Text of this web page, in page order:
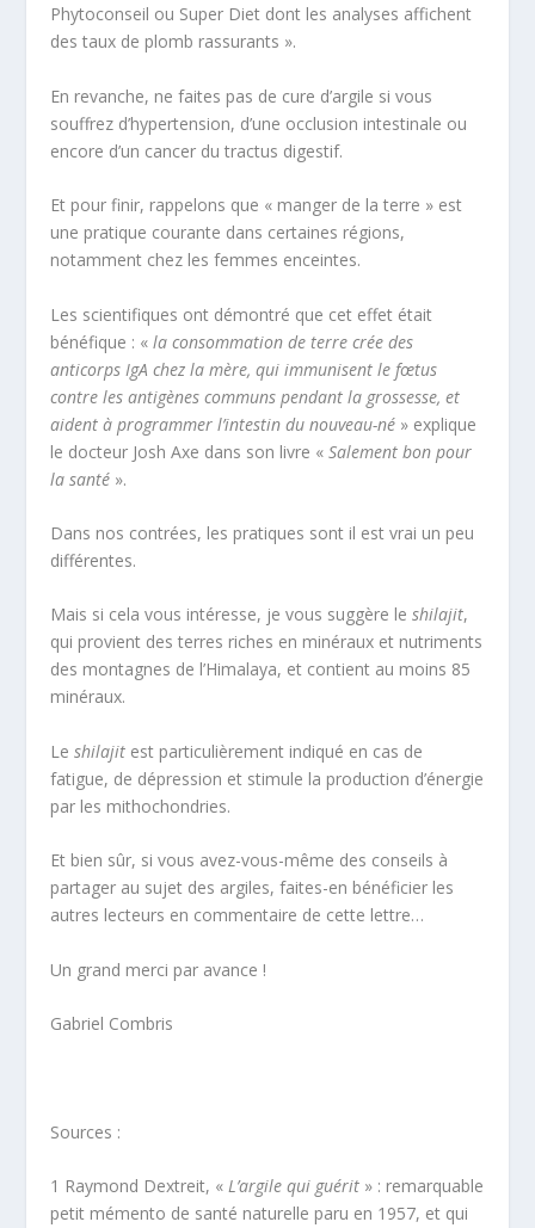
Phytoconseil ou ­Super Diet dont les analyses affichent
des taux de plomb rassurants ».
En revanche, ne faites pas de cure d’argile si vous
souffrez d’hypertension, d’une occlusion intestinale ou
encore d’un cancer du tractus digestif.
Et pour finir, rappelons que « manger de la terre » est
une pratique courante dans certaines régions,
notamment chez les femmes enceintes.
Les scientifiques ont démontré que cet effet était
bénéfique : «la consommation de terre crée des
anticorps IgA chez la mère, qui immunisent le fœtus
contre les antigènes communs pendant la grossesse, et
aident à programmer l’intestin du nouveau-né » explique
le docteur Josh Axe dans son livre «Salement bon pour
la santé ».
Dans nos contrées, les pratiques sont il est vrai un peu
différentes.
Mais si cela vous intéresse, je vous suggère leshilajit,
qui provient des terres riches en minéraux et nutriments
des montagnes de l’Himalaya, et contient au moins 85
minéraux.
Leshilajit est particulièrement indiqué en cas de
fatigue, de dépression et stimule la production d’énergie
par les mithochondries.
Et bien sûr, si vous avez-vous-même des conseils à
partager au sujet des argiles, faites-en bénéficier les
autres lecteurs en commentaire de cette lettre…
Un grand merci par avance !
Gabriel Combris
Sources :
1 Raymond Dextreit, «L’argile qui guérit » : remarquable
petit mémento de santé naturelle paru en 1957, et qui